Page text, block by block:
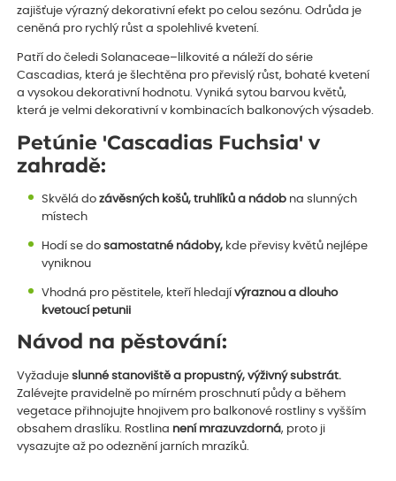
zajišťuje výrazný dekorativní efekt po celou sezónu. Odrůda je
ceněná pro rychlý růst a spolehlivé kvetení.
Patří do čeledi Solanaceae–lilkovité a náleží do série
Cascadias, která je šlechtěna pro převislý růst, bohaté kvetení
a vysokou dekorativní hodnotu. Vyniká sytou barvou květů,
která je velmi dekorativní v kombinacích balkonových výsadeb.
Petúnie 'Cascadias Fuchsia' v
zahradě:
Skvělá dozávěsných košů, truhlíků a nádob na slunných
místech
Hodí se dosamostatné nádoby, kde převisy květů nejlépe
vyniknou
Vhodná pro pěstitele, kteří hledajívýraznou a dlouho
kvetoucí petunii
Návod na pěstování:
Vyžadujeslunné stanoviště a propustný, výživný substrát.
Zalévejte pravidelně po mírném proschnutí půdy a během
vegetace přihnojujte hnojivem pro balkonové rostliny s vyšším
obsahem draslíku. Rostlina není mrazuvzdorná, proto ji
vysazujte až po odeznění jarních mrazíků.